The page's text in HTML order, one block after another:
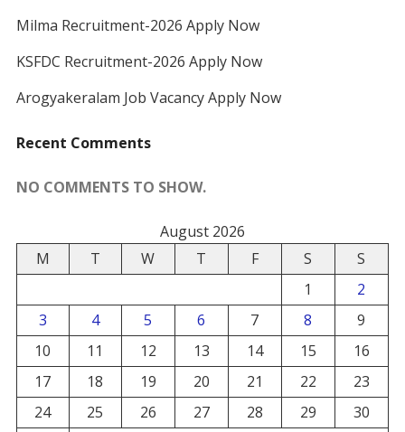
Milma Recruitment-2026 Apply Now
KSFDC Recruitment-2026 Apply Now
Arogyakeralam Job Vacancy Apply Now
Recent Comments
NO COMMENTS TO SHOW.
August 2026
M
T W T F S
S
1
2
3
4 5 6 7 8
9
10
11 12 13 14 15
16
17
18 19 20 21 22
23
24
25 26 27 28 29
30